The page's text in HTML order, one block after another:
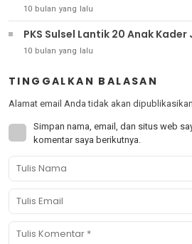
10 bulan yang lalu
PKS Sulsel Lantik 20 Anak
10 bulan yang lalu
TINGGALKAN BALASAN
Alamat email Anda tidak akan
Simpan nama, email, dan situs web
komentar saya berikutnya.